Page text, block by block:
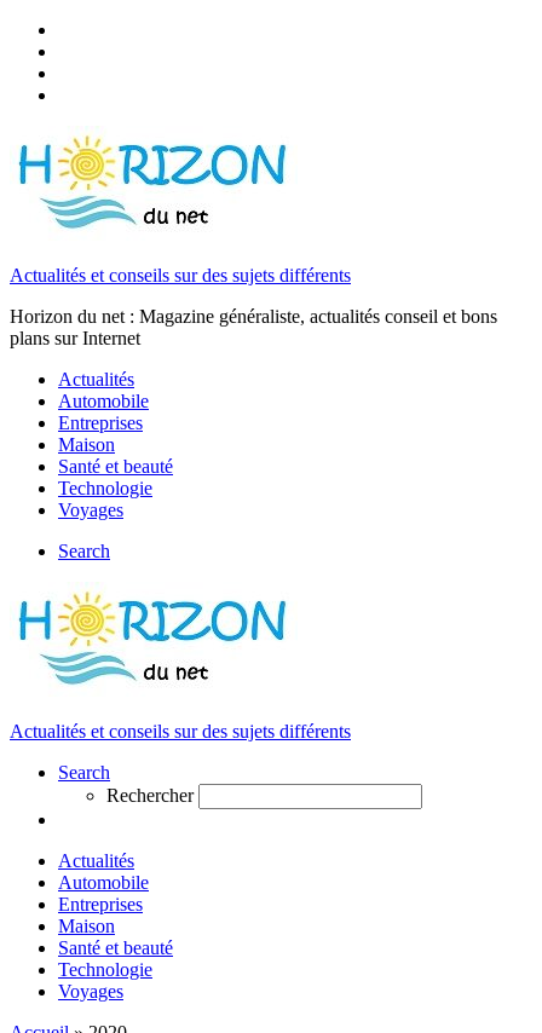
Actualités et conseils sur des sujets différents
Horizon du net : Magazine généraliste, actualités conseil et bons
plans sur Internet
Actualités
Automobile
Entreprises
Maison
Santé et beauté
Technologie
Voyages
Search
Actualités et conseils sur des sujets différents
Search
Rechercher
Actualités
Automobile
Entreprises
Maison
Santé et beauté
Technologie
Voyages